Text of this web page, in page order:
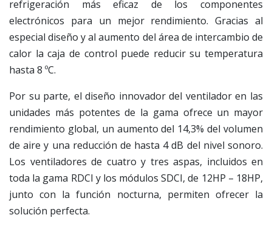
refrigeración más eficaz de los componentes
electrónicos para un mejor rendimiento. Gracias al
especial diseño y al aumento del área de intercambio de
calor la caja de control puede reducir su temperatura
hasta 8 ºC.
Por su parte, el diseño innovador del ventilador en las
unidades más potentes de la gama ofrece un mayor
rendimiento global, un aumento del 14,3% del volumen
de aire y una reducción de hasta 4 dB del nivel sonoro.
Los ventiladores de cuatro y tres aspas, incluidos en
toda la gama RDCI y los módulos SDCI, de 12HP – 18HP,
junto con la función nocturna, permiten ofrecer la
solución perfecta.